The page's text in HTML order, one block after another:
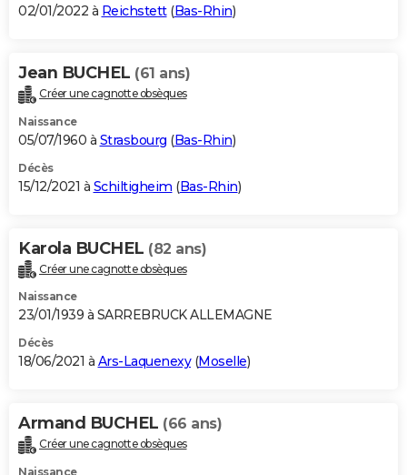
02/01/2022 à Reichstett(Bas-Rhin)
Jean BUCHEL (61 ans)
Créer une cagnotte obsèques
Naissance
05/07/1960 à Strasbourg (Bas-Rhin)
Décès
15/12/2021 à Schiltigheim (Bas-Rhin)
Karola BUCHEL (82 ans)
Créer une cagnotte obsèques
Naissance
23/01/1939 à SARREBRUCK ALLEMAGNE
Décès
18/06/2021 à Ars-Laquenexy(Moselle)
Armand BUCHEL (66 ans)
Créer une cagnotte obsèques
Naissance